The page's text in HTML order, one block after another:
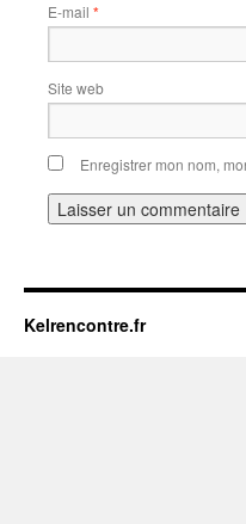
E-mail *
Site web
Enregistrer mon nom,
Kelrencontre.fr